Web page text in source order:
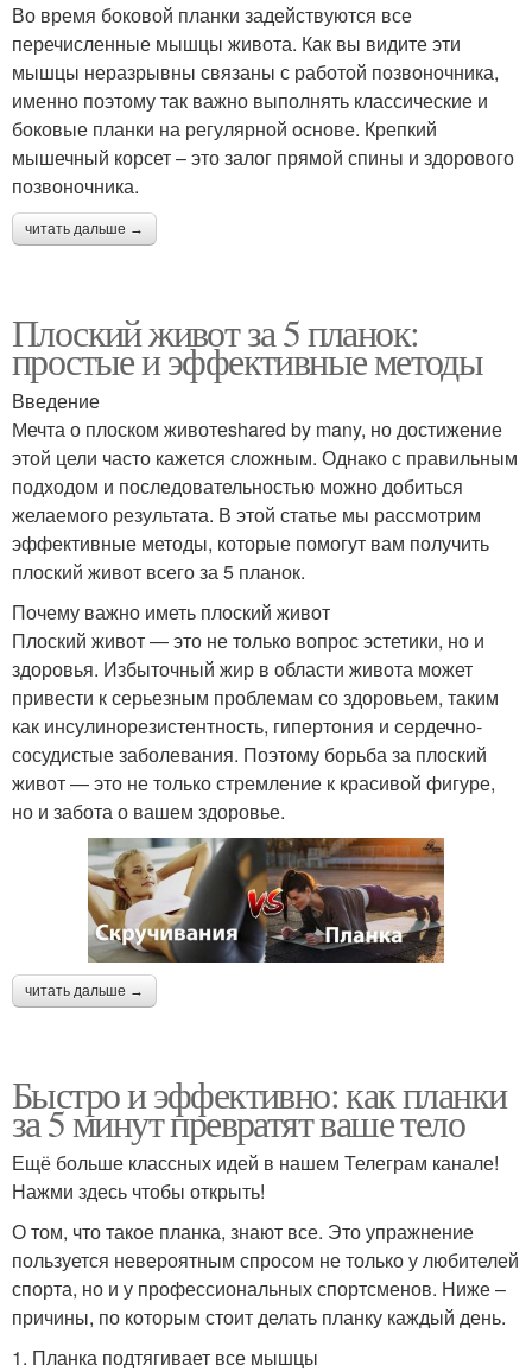
Во время боковой планки задействуются все
перечисленные мышцы живота. Как вы видите эти
мышцы неразрывны связаны с работой позвоночника,
именно поэтому так важно выполнять классические и
боковые планки на регулярной основе. Крепкий
мышечный корсет – это залог прямой спины и здорового
позвоночника.
читать дальше →
Плоский живот за 5 планок:
простые и эффективные методы
Введение
Мечта о плоском животеshared by many, но достижение
этой цели часто кажется сложным. Однако с правильным
подходом и последовательностью можно добиться
желаемого результата. В этой статье мы рассмотрим
эффективные методы, которые помогут вам получить
плоский живот всего за 5 планок.
Почему важно иметь плоский живот
Плоский живот — это не только вопрос эстетики, но и
здоровья. Избыточный жир в области живота может
привести к серьезным проблемам со здоровьем, таким
как инсулинорезистентность, гипертония и сердечно-
сосудистые заболевания. Поэтому борьба за плоский
живот — это не только стремление к красивой фигуре,
но и забота о вашем здоровье.
читать дальше →
Быстро и эффективно: как планки
за 5 минут превратят ваше тело
Ещё больше классных идей в нашем Телеграм канале!
Нажми здесь чтобы открыть!
О том, что такое планка, знают все. Это упражнение
пользуется невероятным спросом не только у любителей
спорта, но и у профессиональных спортсменов. Ниже –
причины, по которым стоит делать планку каждый день.
1. Планка подтягивает все мышцы